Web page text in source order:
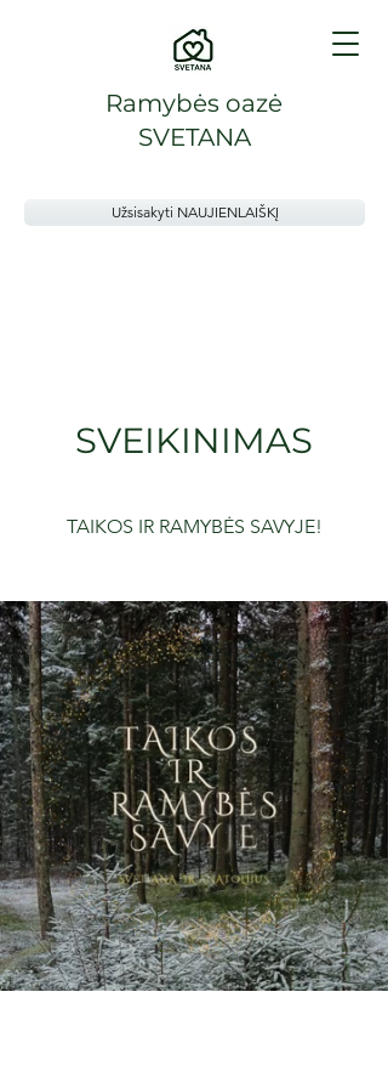
Ramybės oazė
SVETANA
Užsisakyti NAUJIENLAIŠKĮ
SVEIKINIMAS
TAIKOS IR RAMYBĖS SAVYJE!